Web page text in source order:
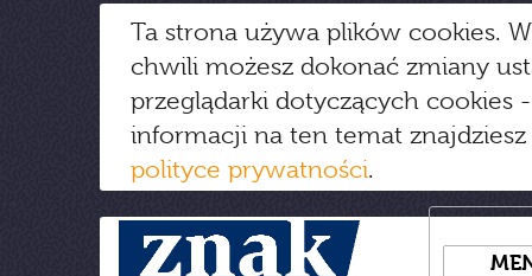
Ta strona używa plików cookies.
chwili możesz dokonać zmiany
przeglądarki dotyczących cookies
informacji na ten temat
polityce prywatności.